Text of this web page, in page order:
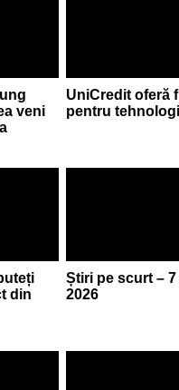
veni
UniCredit oferă
pentru
din
Știri pe scurt –
2026